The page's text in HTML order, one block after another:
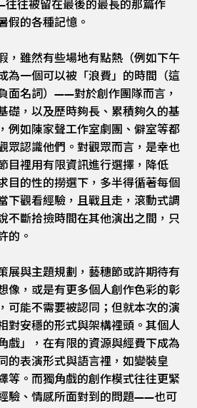
往被留在最後的最長的那篇作
假的各種記憶。
，雖然有些場地有點熱（例如下午
為一個可以被「浪費」的時間（這
面名詞）——對於創作團隊而言，
礎，以及歷時夠長、累積夠久的基
例如陳家聲工作室劇團、僻室等都
眾認識他們。對觀眾而言，是幸也
目裡用有限資訊進行選擇，降低
目的性的撈選下，多半得循著每個
下觀看經驗，且戰且走，滾動式調
不斷拾撿時間在其他演出之間，只
的。
展與主題規劃，藝穗節或許期待有
像，或是有更多個人創作色彩的彰
可能不需要被認同；但就本次的演
對安穩的形式與架構裡頭。其個人
戲」，在有限的資源與經費下成為
的表演形式與語言裡，如變裝皇
等。而獨角戲的創作模式往往更緊
驗、情感所面對到的問題——也可